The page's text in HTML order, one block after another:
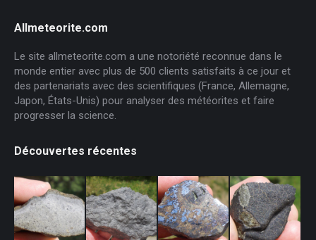
Allmeteorite.com
Le site allmeteorite.com a une notoriété reconnue dans le
monde entier avec plus de 500 clients satisfaits à ce jour et
des partenariats avec des scientifiques (France, Allemagne,
Japon, États-Unis) pour analyser des météorites et faire
progresser la science.
Découvertes récentes